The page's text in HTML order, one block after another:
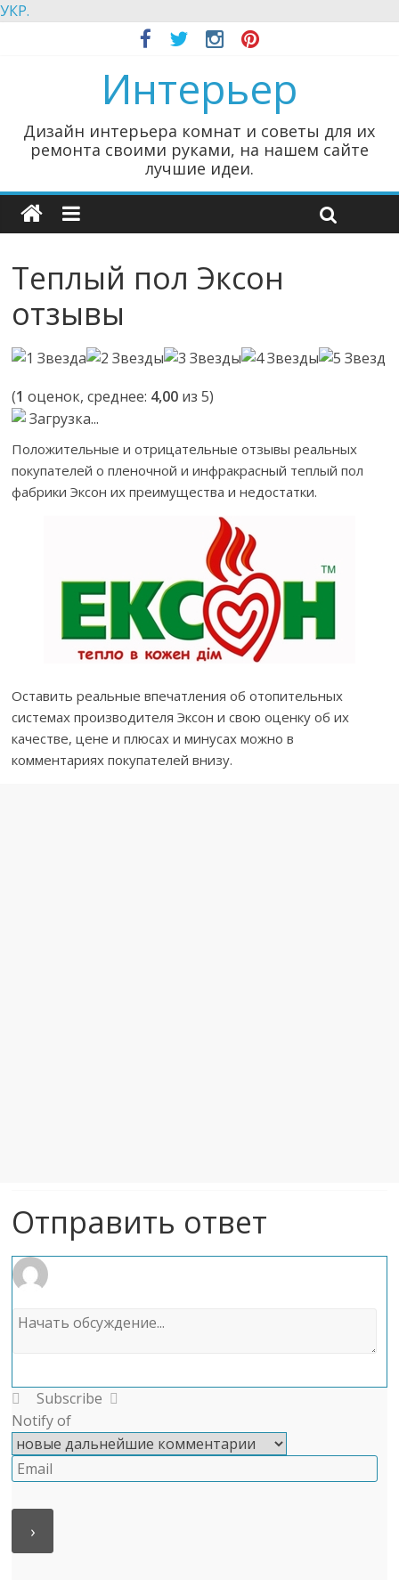
УКР.
Интерьер
Дизайн интерьера комнат и советы для их
ремонта своими руками, на нашем сайте
лучшие идеи.
Теплый пол Эксон
отзывы
(1 оценок, среднее: 4,00 из 5)
Загрузка...
Положительные и отрицательные отзывы реальных
покупателей о пленочной и инфракрасный теплый пол
фабрики Эксон их преимущества и недостатки.
Оставить реальные впечатления об отопительных
системах производителя Эксон и свою оценку об их
качестве, цене и плюсах и минусах можно в
комментариях покупателей внизу.
Отправить ответ
Subscribe
Notify of